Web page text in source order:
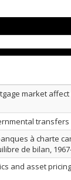
décroissant
market
transfers
à charte
de bilan,
and asset pricing